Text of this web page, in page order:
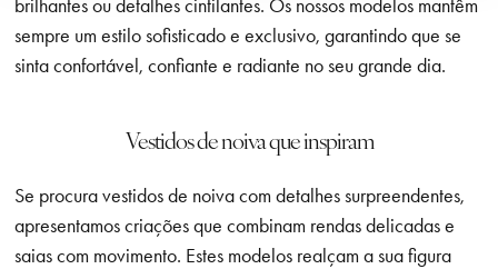
brilhantes ou detalhes cintilantes. Os nossos modelos mantêm
sempre um estilo sofisticado e exclusivo, garantindo que se
sinta confortável, confiante e radiante no seu grande dia.
Vestidos de noiva que inspiram
Se procura vestidos de noiva com detalhes surpreendentes,
apresentamos criações que combinam rendas delicadas e
saias com movimento. Estes modelos realçam a sua figura